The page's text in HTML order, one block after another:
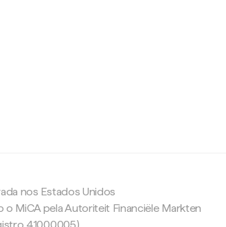
nos Estados Unidos
MiCA pela Autoriteit Financiële Markten